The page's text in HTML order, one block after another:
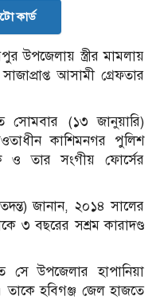
কার্ড
উপজেলায় স্ত্রীর মামলায়
আসামী গ্রেফতার
সোমবার (১৩ জানুয়ারি)
কাশিমনগর পুলিশ
তার সংগীয় ফোর্সের
জানান, ২০১৪ সালের
৩ বছরের সশ্রম কারাদণ্ড
সে উপজেলার হাপানিয়া
তাকে হবিগঞ্জ জেল হাজতে